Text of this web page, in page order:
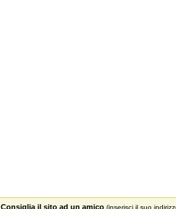
Consiglia il sito ad un amico (inserisci il suo